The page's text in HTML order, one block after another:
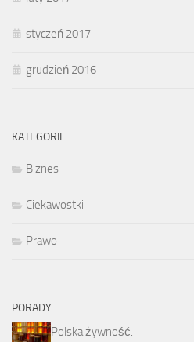
styczeń 2017
grudzień 2016
KATEGORIE
Biznes
Ciekawostki
Prawo
PORADY
Polska żywność.